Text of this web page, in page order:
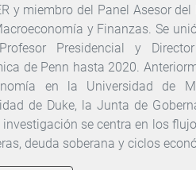
y miembro del Panel Asesor
y Finanzas. Se
Presidencial y
de Penn hasta 2020.
en la Universidad de
de Duke, la Junta de
investigación se centra en los
deuda soberana y ciclos